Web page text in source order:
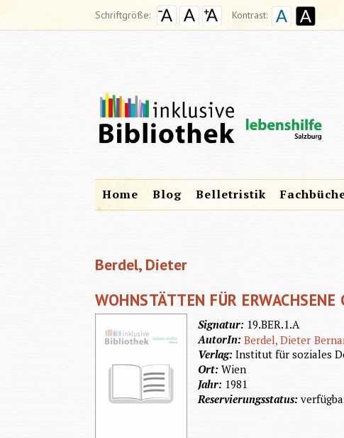
Schriftgröße: Kontrast:
Home Blog Belletristik
Berdel, Dieter
WOHNSTÄTTEN FÜR
Signatur: 19.BER.1.A
AutorIn:Berdel, Dieter
Verlag:Institut für soziales
Ort:Wien
Jahr: 1981
Reservierungsstatus: